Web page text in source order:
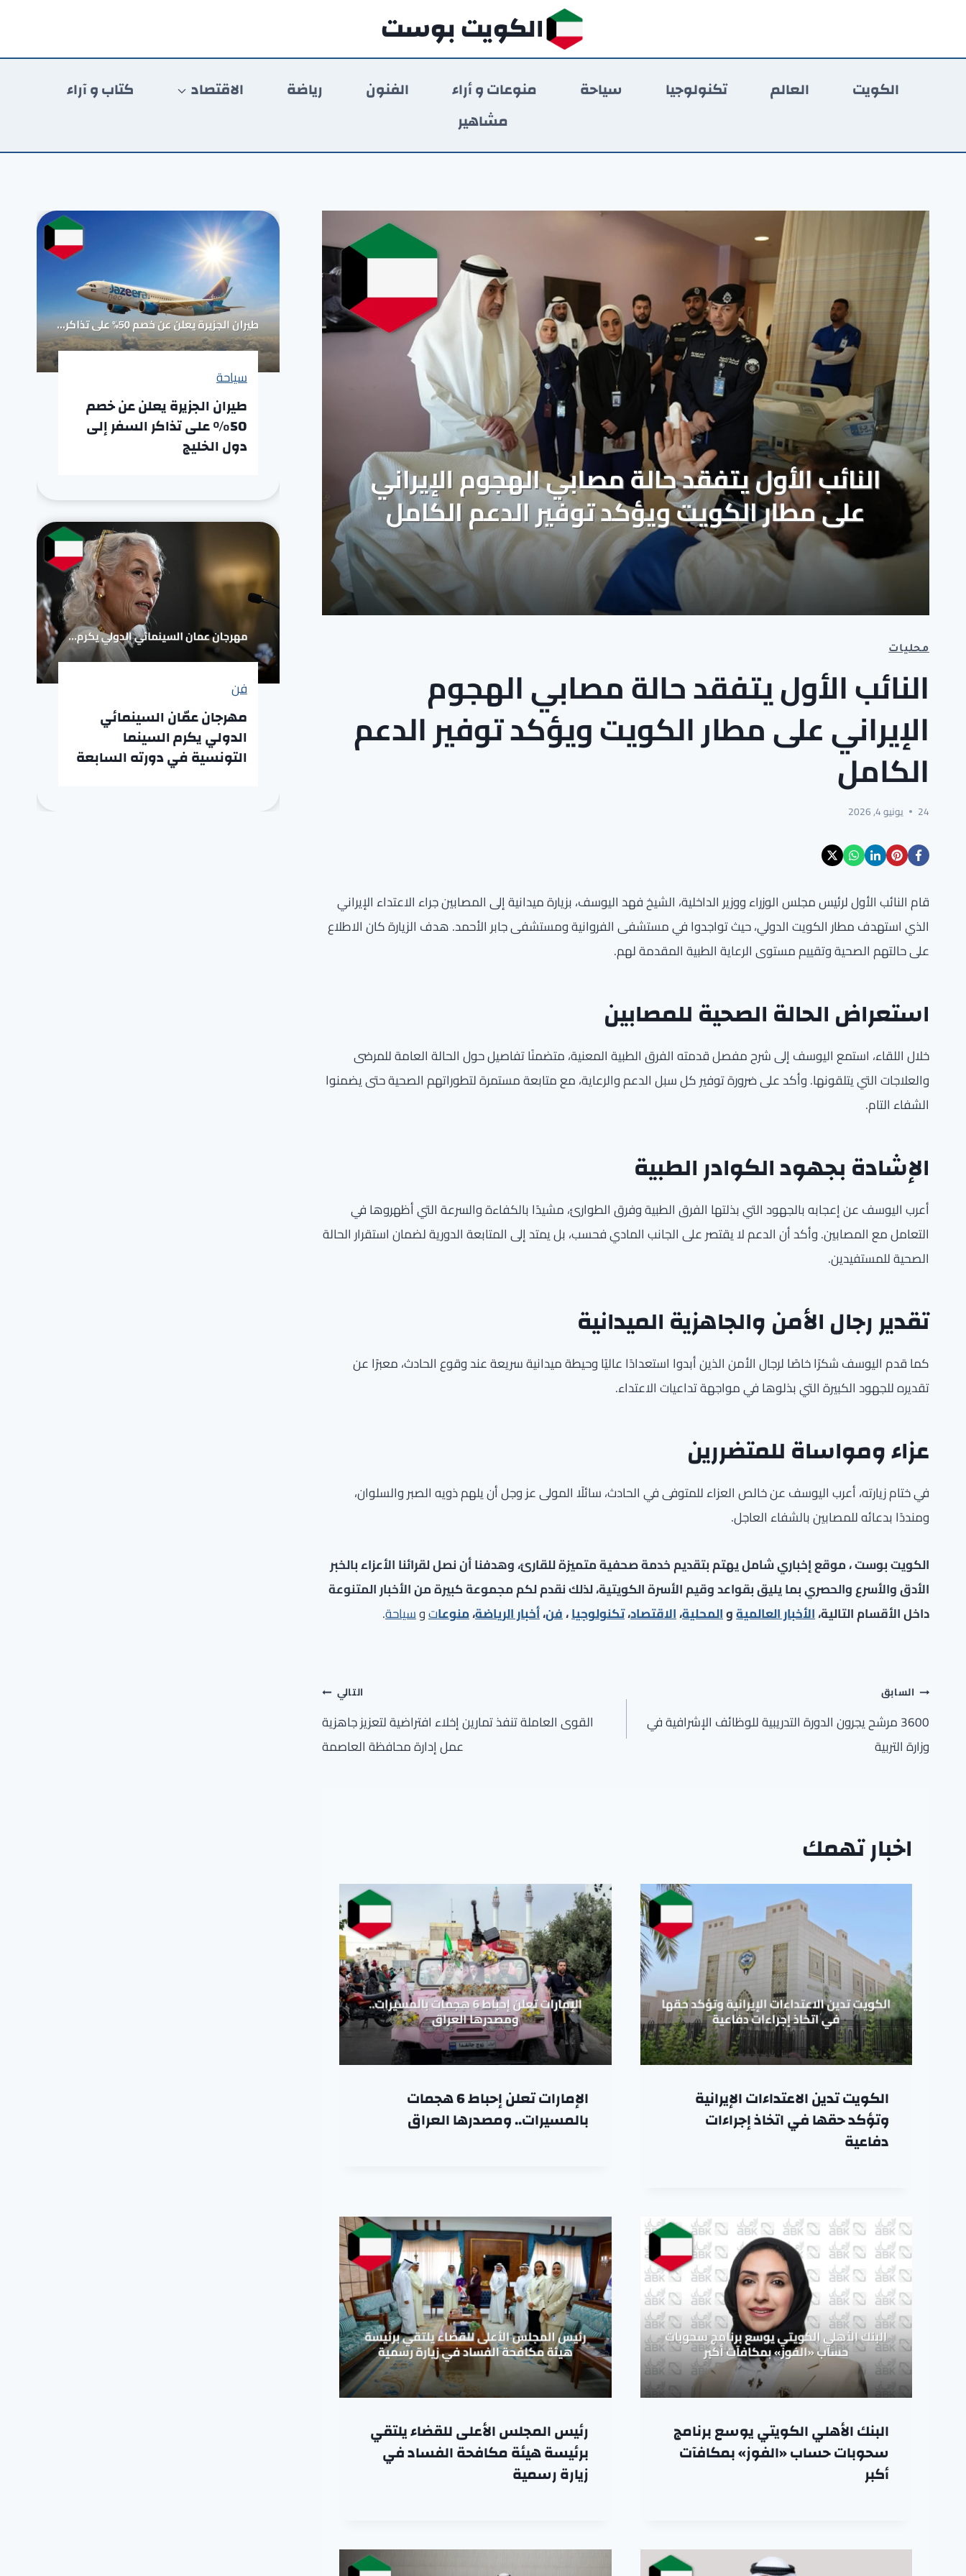
المحتوى
الكويت بوست
الكويت العالم تكنولوجيا سياحة منوعات و أراء الفنون رياضة الاقتصاد
كتاب و آراء
مشاهير
محليات
النائب الأول يتفقد حالة مصابي الهجوم
الإيراني على مطار الكويت ويؤكد توفير الدعم
الكامل
24 يونيو 4, 2026
قام النائب الأول لرئيس مجلس الوزراء ووزير الداخلية، الشيخ فهد اليوسف، بزيارة ميدانية إلى المصابين جراء الاعتداء الإيراني
الذي استهدف مطار الكويت الدولي، حيث تواجدوا في مستشفى الفروانية ومستشفى جابر الأحمد. هدف الزيارة كان الاطلاع
على حالتهم الصحية وتقييم مستوى الرعاية الطبية المقدمة لهم.
استعراض الحالة الصحية للمصابين
خلال اللقاء، استمع اليوسف إلى شرح مفصل قدمته الفرق الطبية المعنية، متضمنًا تفاصيل حول الحالة العامة للمرضى
والعلاجات التي يتلقونها. وأكد على ضرورة توفير كل سبل الدعم والرعاية، مع متابعة مستمرة لتطوراتهم الصحية حتى يضمنوا
الشفاء التام.
الإشادة بجهود الكوادر الطبية
أعرب اليوسف عن إعجابه بالجهود التي بذلتها الفرق الطبية وفرق الطوارئ، مشيدًا بالكفاءة والسرعة التي أظهروها في
التعامل مع المصابين. وأكد أن الدعم لا يقتصر على الجانب المادي فحسب، بل يمتد إلى المتابعة الدورية لضمان استقرار الحالة
الصحية للمستفيدين.
تقدير رجال الأمن والجاهزية الميدانية
كما قدم اليوسف شكرًا خاصًا لرجال الأمن الذين أبدوا استعدادًا عاليًا وحيطة ميدانية سريعة عند وقوع الحادث، معبرًا عن
تقديره للجهود الكبيرة التي بذلوها في مواجهة تداعيات الاعتداء.
عزاء ومواساة للمتضررين
في ختام زيارته، أعرب اليوسف عن خالص العزاء للمتوفى في الحادث، سائلًا المولى عز وجل أن يلهم ذويه الصبر والسلوان،
ومنددًا بدعائه للمصابين بالشفاء العاجل.
الكويت بوست ، موقع إخباري شامل يهتم بتقديم خدمة صحفية متميزة للقارئ، وهدفنا أن نصل لقرائنا الأعزاء بالخبر
الأدق والأسرع والحصري بما يليق بقواعد وقيم الأسرة الكويتية، لذلك نقدم لكم مجموعة كبيرة من الأخبار المتنوعة
داخل الأقسام التالية،الأخبار العالميةوالمحلية،الاقتصاد،تكنولوجيا،فن،أخبار الرياضة،منوعاتوسياحة.
تصفّح
المقالات
السابق
3600 مرشح يجرون الدورة التدريبية للوظائف الإشرافية في
وزارة التربية
التالي
القوى العاملة تنفذ تمارين إخلاء افتراضية لتعزيز جاهزية
عمل إدارة محافظة العاصمة
اخبار تهمك
الكويت تدين الاعتداءات الإيرانية
وتؤكد حقها في اتخاذ إجراءات
دفاعية
الإمارات تعلن إحباط 6 هجمات
بالمسيرات.. ومصدرها العراق
البنك الأهلي الكويتي يوسع برنامج
سحوبات حساب «الفوز» بمكافآت
أكبر
رئيس المجلس الأعلى للقضاء يلتقي
برئيسة هيئة مكافحة الفساد في
زيارة رسمية
سياحة
طيران الجزيرة يعلن عن خصم
50% على تذاكر السفر إلى
دول الخليج
فن
مهرجان عمّان السينمائي
الدولي يكرم السينما
التونسية في دورته السابعة